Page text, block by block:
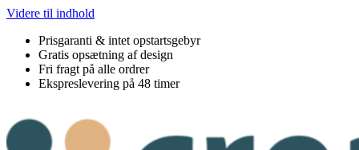
Videre til indhold
Prisgaranti & intet opstartsgebyr
Gratis opsætning af design
Fri fragt på alle ordrer
Ekspreslevering på 48 timer